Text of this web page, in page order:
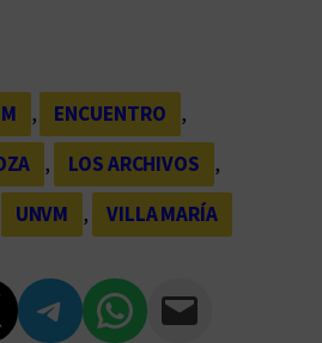
, ENCUENTRO
,
, LOS ARCHIVOS
,
UNVM , VILLA MARÍA
Compartir en Telegram Compartir en WhatsApp Compartir vía Email